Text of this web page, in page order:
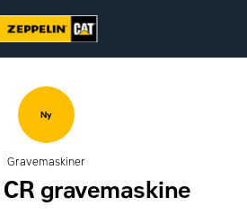
Ny
Gravemaskiner
CR gravemaskine